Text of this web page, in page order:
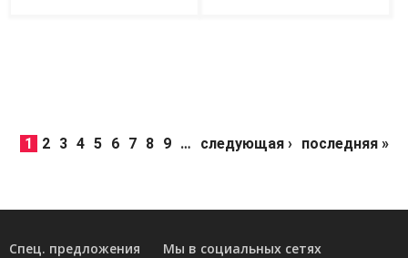
1 2 3 4 5 6 7 8 9 … следующая › последняя »
Спец. предложения
Мы в социальных сетях